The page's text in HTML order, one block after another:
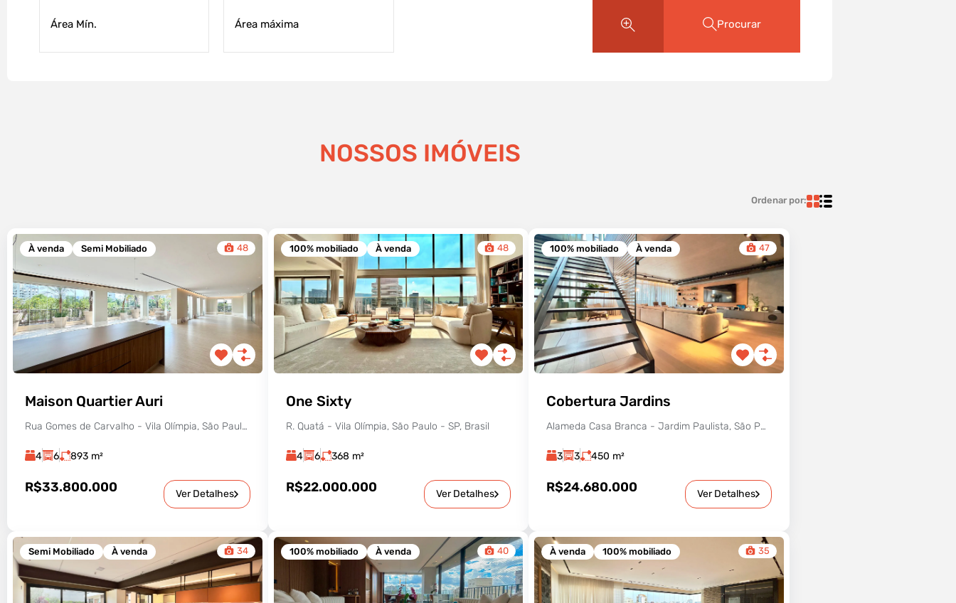
Procurar
NOSSOS IMÓVEIS
Ordenar por:
À venda Semi Mobiliado 48
Maison Quartier Auri
Rua Gomes de Carvalho - Vila Olímpia, São Paulo - SP, Brasil
4 6 893 m²
R$33.800.000 Ver Detalhes
100% mobiliado À venda 48
One Sixty
R. Quatá - Vila Olímpia, São Paulo - SP, Brasil
4 6 368 m²
R$22.000.000 Ver Detalhes
100% mobiliado À venda 47
Cobertura Jardins
Alameda Casa Branca - Jardim Paulista, São Paulo - SP, Brasil
3 3 450 m²
R$24.680.000 Ver Detalhes
Semi Mobiliado À venda 34 100% mobiliado À venda 40 À venda 100% mobiliado 35